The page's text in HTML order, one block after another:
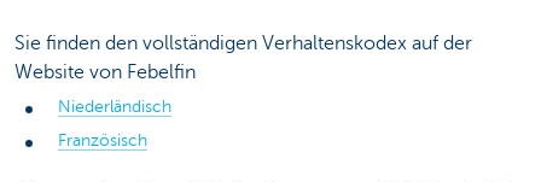
Sie finden den vollständigen Verhaltenskodex auf der
Website von Febelfin
Niederländisch
Französisch